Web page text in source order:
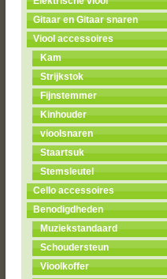
Gitaar en Gitaar snaren
Viool accessoires
Kam
Strijkstok
Fijnstemmer
Kinhouder
vioolsnaren
Staartsuk
Stemsleutel
Cello accessoires
Benodigdheden
Muziekstandaard
Schoudersteun
Vioolkoffer